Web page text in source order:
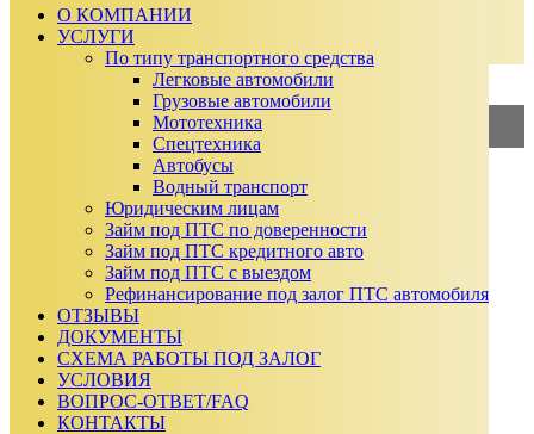
О КОМПАНИИ
УСЛУГИ
По типу транспортного средства
Легковые автомобили
Грузовые автомобили
Мототехника
Спецтехника
Автобусы
Водный транспорт
Юридическим лицам
Займ под ПТС по доверенности
Займ под ПТС кредитного авто
Займ под ПТС с выездом
Рефинансирование под залог ПТС автомобиля
ОТЗЫВЫ
ДОКУМЕНТЫ
СХЕМА РАБОТЫ ПОД ЗАЛОГ
УСЛОВИЯ
ВОПРОС-ОТВЕТ/FAQ
КОНТАКТЫ
Автомобиль остается у вас
Заказать звонок
Калькулятор займа
Займ под ПТС
Займ под АВТО
Сумма займа
Срок займа
Ежемесячный платеж:
Сумма к возврату:0₽
Получить одобрение
Как мы работаем